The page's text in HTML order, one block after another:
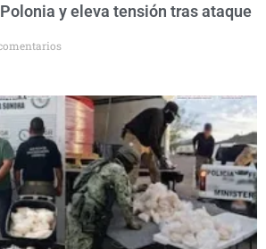
y eleva tensión tras ataque